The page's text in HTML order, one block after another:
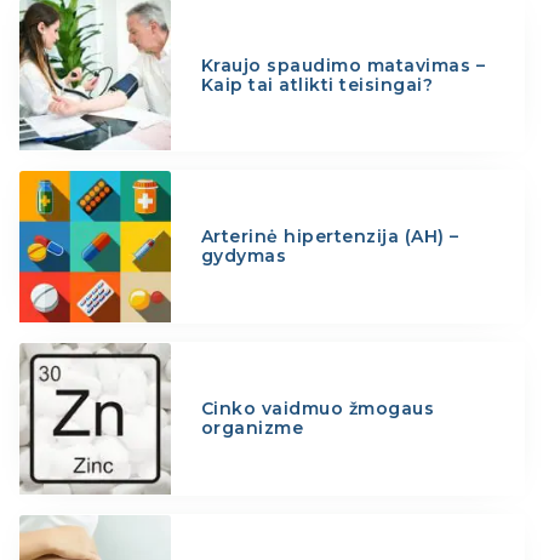
Kraujo spaudimo matavimas –
Kaip tai atlikti teisingai?
Arterinė hipertenzija (AH) –
gydymas
Cinko vaidmuo žmogaus
organizme